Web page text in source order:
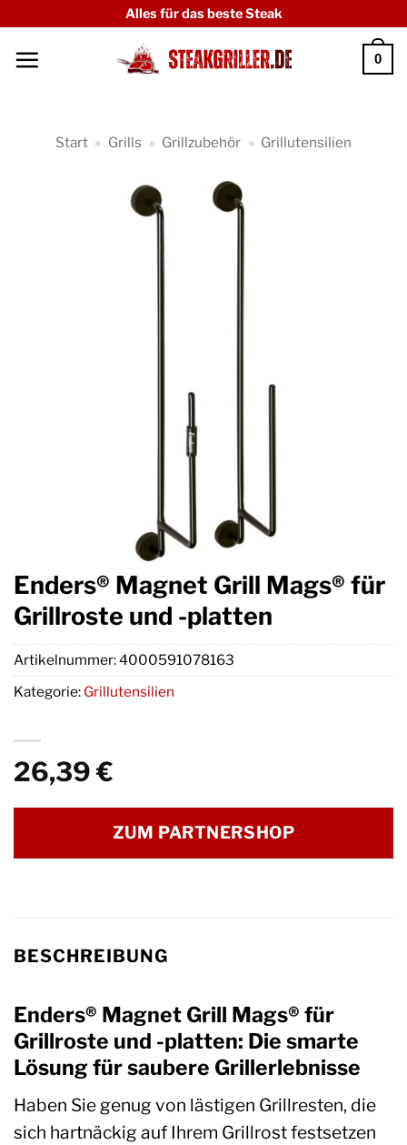
springen
Alles für das beste Steak
0
Start » Grills » Grillzubehör » Grillutensilien
Enders® Magnet Grill Mags® für
Grillroste und -platten
26,39€
ZUM PARTNERSHOP
Artikelnummer:4000591078163
Kategorie: Grillutensilien
BESCHREIBUNG
Enders® Magnet Grill Mags® für
Grillroste und -platten: Die smarte
Lösung für saubere Grillerlebnisse
Haben Sie genug von lästigen Grillresten, die
sich hartnäckig auf Ihrem Grillrost festsetzen